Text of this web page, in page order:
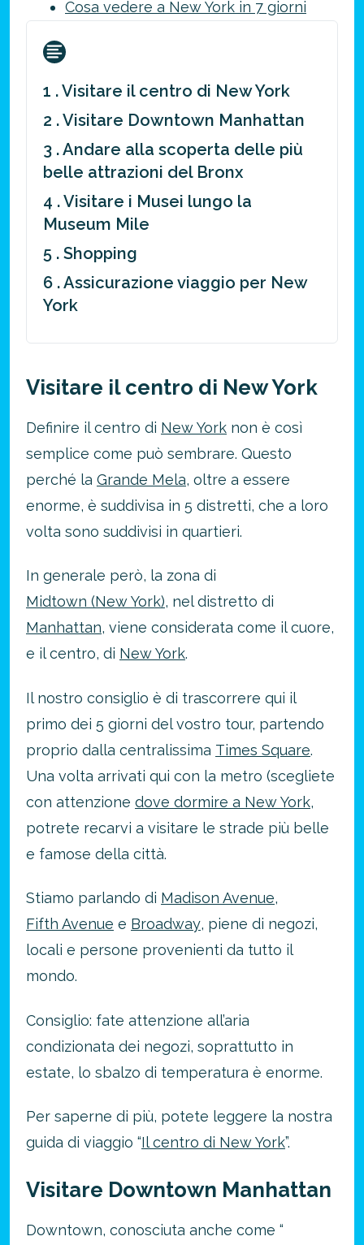
Cosa vedere a New York in 7 giorni
1 . Visitare il centro di New York
2 . Visitare Downtown Manhattan
3 . Andare alla scoperta delle più
belle attrazioni del Bronx
4 . Visitare i Musei lungo la
Museum Mile
5 . Shopping
6 . Assicurazione viaggio per New
York
Visitare il centro di New York
Definire il centro di New York non è così
semplice come può sembrare. Questo
perché la Grande Mela, oltre a essere
enorme, è suddivisa in 5 distretti, che a loro
volta sono suddivisi in quartieri.
In generale però, la zona di
Midtown (New York), nel distretto di
Manhattan, viene considerata come il cuore,
e il centro, di New York.
Il nostro consiglio è di trascorrere qui il
primo dei 5 giorni del vostro tour, partendo
proprio dalla centralissima Times Square.
Una volta arrivati qui con la metro (scegliete
con attenzione dove dormire a New York,
potrete recarvi a visitare le strade più belle
e famose della città.
Stiamo parlando di Madison Avenue,
Fifth Avenue e Broadway, piene di negozi,
locali e persone provenienti da tutto il
mondo.
Consiglio: fate attenzione all’aria
condizionata dei negozi, soprattutto in
estate, lo sbalzo di temperatura è enorme.
Per saperne di più, potete leggere la nostra
guida di viaggio “Il centro di New York”.
Visitare Downtown Manhattan
Downtown, conosciuta anche come “